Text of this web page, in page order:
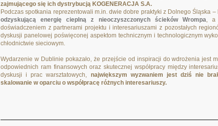
zajmującego się ich dystrybucją KOGENERACJA S.A.
Podczas spotkania reprezentowali m.in. dwie dobre praktyki z Dolnego Śląska –
odzyskującą energię cieplną z nieoczyszczonych ścieków Wrompa, a
doświadczeniem z partnerami projektu i interesariuszami z pozostałych
dyskusji panelowej poświęconej aspektom technicznym i technologicznym
chłodnictwie sieciowym.
Wydarzenie w Dublinie pokazało, że przejście od inspiracji do wdrożenia jest
odpowiednich ram finansowych oraz skutecznej współpracy między
dyskusji i prac warsztatowych, największym wyzwaniem jest dziś nie
skalowanie w oparciu o współpracę różnych interesariuszy.